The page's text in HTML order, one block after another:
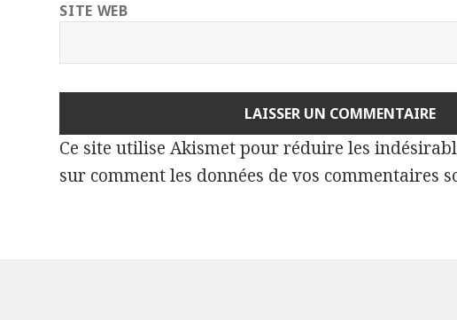
SITE WEB
Ce site utilise Akismet pour réduire les
sur comment les données de vos commentaires